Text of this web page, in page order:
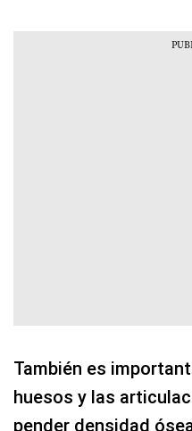
También es
huesos y las
pender densidad